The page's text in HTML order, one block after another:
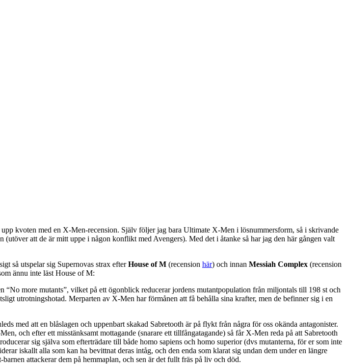
kvoten med en X-Men-recension. Själv följer jag bara Ultimate X-Men i lösnummersform, så i skrivande
att de är mitt uppe i någon konflikt med Avengers). Med det i åtanke så har jag den här gången valt
så utspelar sig Supernovas strax efterHouse of M (recension här) och innan Messiah Complex (recension
ännu inte läst House of M:
more mutants”, vilket på ett ögonblick reducerar jordens mutantpopulation från miljontals till 198 st och
utrotningshotad. Merparten av X-Men har förmånen att få behålla sina krafter, men de befinner sig i en
med att en blåslagen och uppenbart skakad Sabretooth är på flykt från några för oss okända antagonister.
och efter ett misstänksamt mottagande (snarare ett tillfångatagande) så får X-Men reda på att Sabretooth
sig själva som efterträdare till både homo sapiens och homo superior (dvs mutanterna, för er som inte
iskallt alla som kan ha bevittnat deras intåg, och den enda som klarat sig undan dem under en längre
attackerar dem på hemmaplan, och sen är det fullt fräs på liv och död.